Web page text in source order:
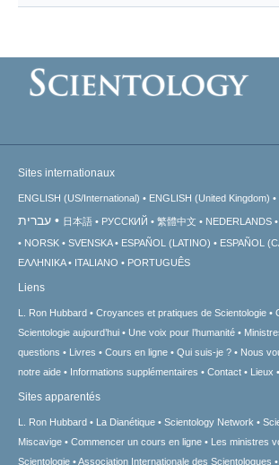
Sites internationaux
ENGLISH (US/International) ENGLISH (United Kingdom)
עברית 日本語 РУССКИЙ 繁體中文 NEDERLANDS
NORSK
SVENSKA ESPAÑOL (LATINO)
ESPAÑOL
ΕΛΛΗΝΙΚA
ITALIANO PORTUGUÊS
Liens
L. Ron Hubbard Croyances et pratiques de Scientologie
Scientologie aujourd’hui
Une voix pour l’humanité
questions
Livres Cours en ligne Qui suis-je ?
Nous
notre aide
Informations supplémentaires Contact Lieux
Sites apparentés
L. Ron Hubbard La Dianétique Scientology Network
Miscavige
Commencer un cours en ligne
Les ministres
Scientologie
Association Internationale des Scientologues